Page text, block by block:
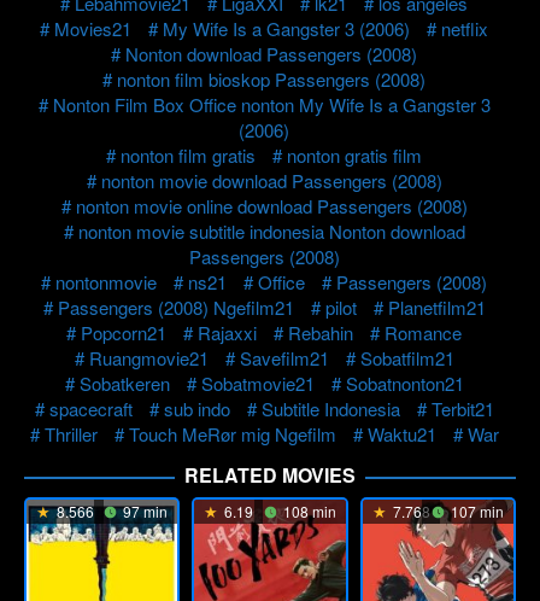
Movies21
My Wife Is a Gangster 3 (2006)
netflix
Nonton download Passengers (2008)
nonton film bioskop Passengers (2008)
Nonton Film Box Office nonton My Wife Is a Gangster 3
(2006)
nonton film gratis
nonton gratis film
nonton movie download Passengers (2008)
nonton movie online download Passengers (2008)
nonton movie subtitle indonesia Nonton download
Passengers (2008)
nontonmovie
ns21 Office
Passengers (2008)
Passengers (2008) Ngefilm21
pilot
Planetfilm21
Popcorn21
Rajaxxi Rebahin
Romance
Ruangmovie21
Savefilm21
Sobatfilm21
Sobatkeren
Sobatmovie21
Sobatnonton21
spacecraft
sub indo Subtitle Indonesia
Terbit21
Thriller
Touch MeRør mig Ngefilm Waktu21 War
RELATED MOVIES
8.566 97 min 6.19 108 min 7.768 107 min